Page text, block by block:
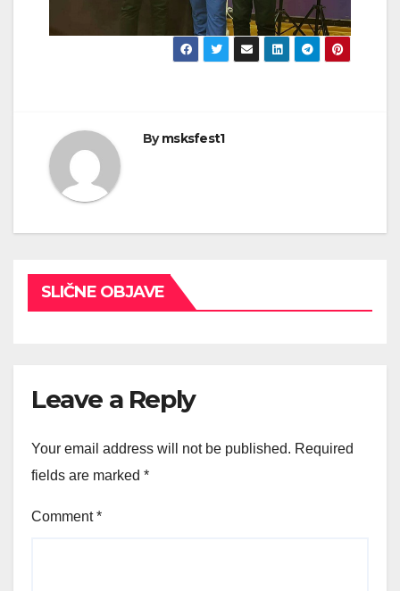
Bymsksfest1
SLIČNE OBJAVE
Leave a Reply
Your email address will not be published. Required
fields are marked *
Comment*